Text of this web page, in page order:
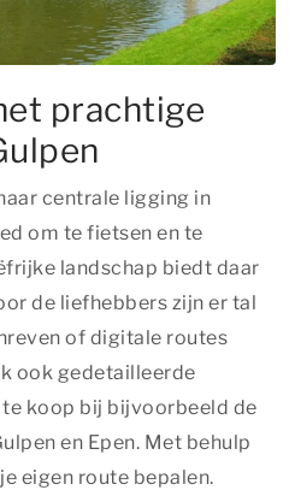
prachtige
centrale ligging in
om te fietsen en te
landschap biedt daar
de liefhebbers zijn er tal
of digitale routes
ook gedetailleerde
koop bij bijvoorbeeld de
en Epen. Met behulp
eigen route bepalen.